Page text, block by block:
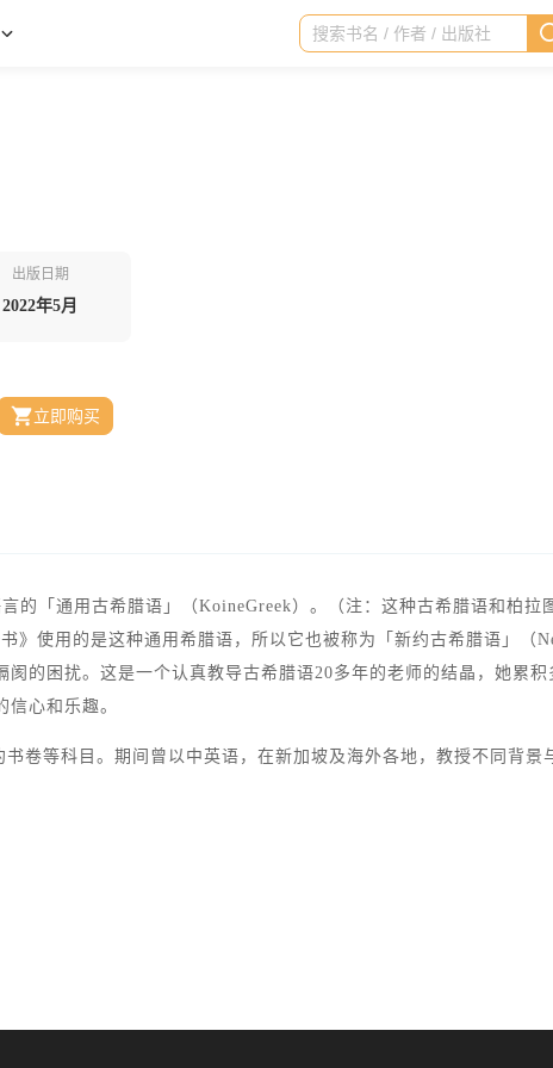
出版日期
2022年5月
立即购买
「通用古希腊语」（KoineGreek）。（注：这种古希腊语和柏拉
使用的是这种通用希腊语，所以它也被称为「新约古希腊语」（
的困扰。这是一个认真教导古希腊语20多年的老师的结晶，她累
信心和乐趣。
等科目。期间曾以中英语，在新加坡及海外各地，教授不同背景